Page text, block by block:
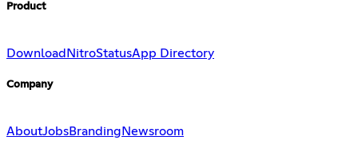
Product
Download NitroStatusApp Directory
Company
AboutJobsBranding Newsroom